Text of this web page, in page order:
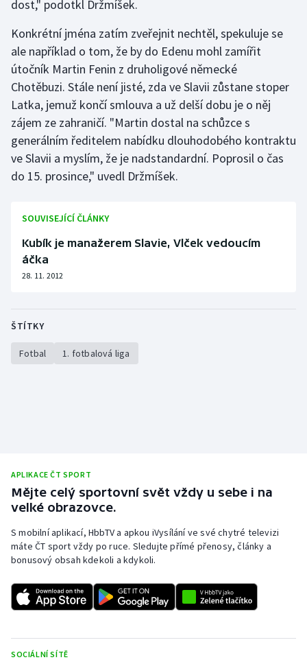
Plavání
Plážový volejbal
Ragby
Rychlobruslení
Rychlostní kanoistika
Stolní tenis
Veslování
Vodní slalom
dost," podotkl Držmíšek.
Konkrétní jména zatím zveřejnit nechtěl, spekuluje se
ale například o tom, že by do Edenu mohl zamířit
útočník Martin Fenin z druholigové německé
Chotěbuzi. Stále není jisté, zda ve Slavii zůstane stoper
Latka, jemuž končí smlouva a už delší dobu je o něj
zájem ze zahraničí. "Martin dostal na schůzce s
generálním ředitelem nabídku dlouhodobého kontraktu
ve Slavii a myslím, že je nadstandardní. Poprosil o čas
do 15. prosince," uvedl Držmíšek.
SOUVISEJÍCÍ ČLÁNKY
Kubík je manažerem Slavie, Vlček vedoucím
áčka
28. 11. 2012
ŠTÍTKY
Fotbal 1. fotbalová liga
APLIKACE ČT SPORT
Mějte celý sportovní svět vždy u sebe i na
velké obrazovce.
S mobilní aplikací, HbbTV a apkou iVysílání ve své chytré televizi
máte ČT sport vždy po ruce. Sledujte přímé přenosy, články a
bonusový obsah kdekoli a kdykoli.
SOCIÁLNÍ SÍTĚ